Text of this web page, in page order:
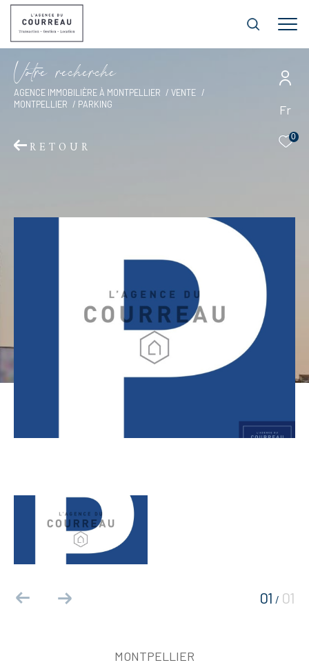
Fr
0
Votre recherche
AGENCE IMMOBILIÈRE À MONTPELLIER
VENTE
MONTPELLIER
PARKING
RETOUR
01 / 01
MONTPELLIER